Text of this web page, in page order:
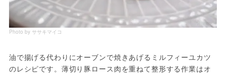
Photo by ササキマイコ
油で揚げる代わりにオーブンで焼きあげるミルフィーユカツ
のレシピです。薄切り豚ロース肉を重ねて整形する作業はオ